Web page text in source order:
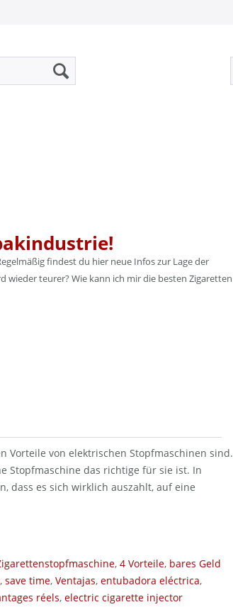
findest du hier neue Infos zur Lage der
wieder teurer? Wie kann ich mir die besten Zigaretten
Vorteile von elektrischen Stopfmaschinen sind.
Stopfmaschine das richtige für sie ist. In
dass es sich wirklich auszahlt, auf eine
, 4 Vorteile, bares Geld
, save time, Ventajas, entubadora eléctrica,
réels, electric cigarette injector